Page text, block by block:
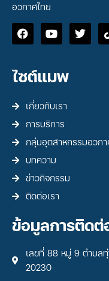
อวกาศไทย
ไซต์แมพ
เกี่ยวกับเรา
การบริการ
กลุ่มอุตสาหกรรมอวกา
บทความ
ข่าวกิจกรรม
ติดต่อเรา
ข้อมูลการติดต่
เลขที่ 88 หมู่ 9 ตำบล
20230